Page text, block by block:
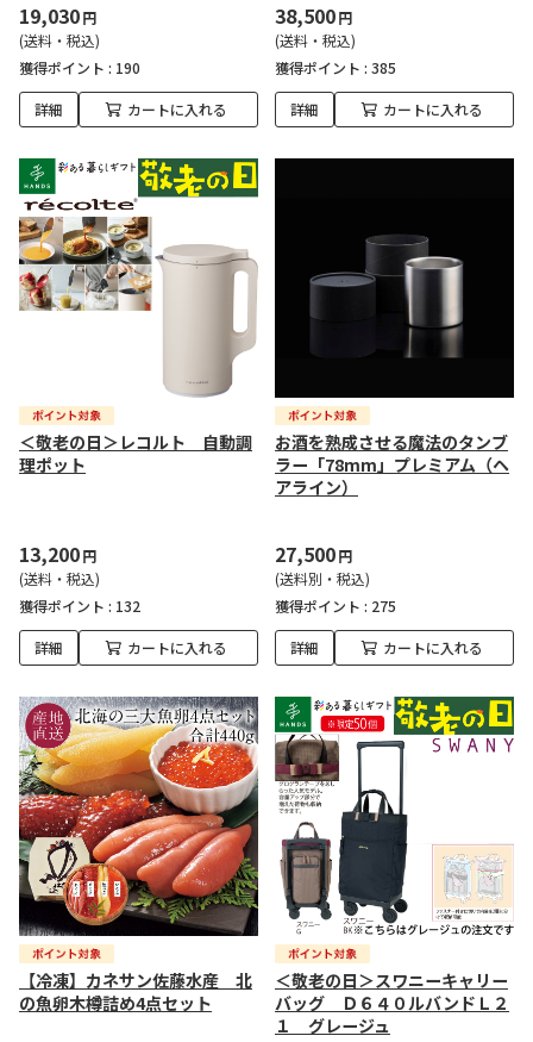
19,030円
(送料・税込)
獲得ポイント : 190
詳細 カートに入れる
38,500円
(送料・税込)
獲得ポイント : 385
詳細 カートに入れる
＜敬老の日＞レコルト 自動調
理ポット
13,200円
(送料・税込)
獲得ポイント : 132
詳細 カートに入れる
お酒を熟成させる魔法のタンブ
ラー「78mm」プレミアム（ヘ
アライン）
27,500円
(送料別・税込)
獲得ポイント : 275
詳細 カートに入れる
【冷凍】カネサン佐藤水産 北
の魚卵木樽詰め4点セット
＜敬老の日＞スワニーキャリー
バッグ Ｄ６４０ルバンドＬ２
１ グレージュ